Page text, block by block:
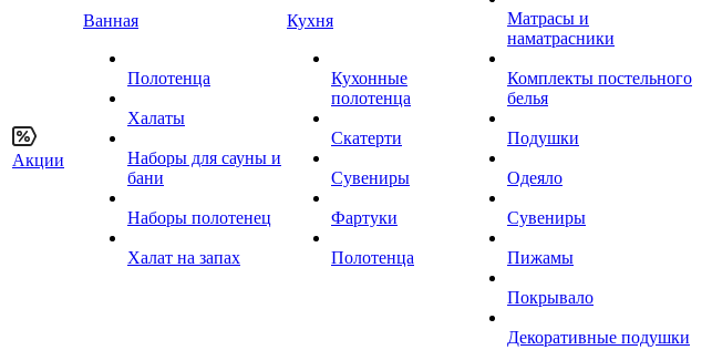
Акции
Ванная
Полотенца
Халаты
Наборы для сауны и
бани
Наборы полотенец
Халат на запах
Кухня
Кухонные
полотенца
Скатерти
Сувениры
Фартуки
Полотенца
Матрасы и
наматрасники
Комплекты постельного
белья
Подушки
Одеяло
Сувениры
Пижамы
Покрывало
Декоративные подушки